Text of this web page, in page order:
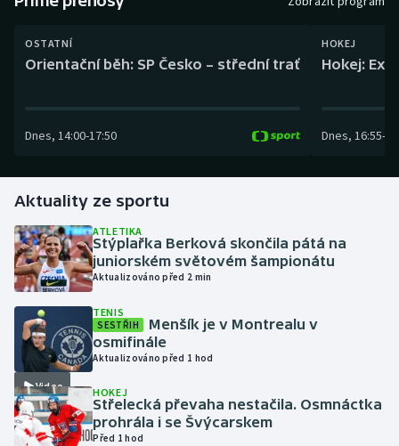
Curling
Golf
Gymnastika
Házená
Jezdectví
Judo
Krasobruslení
OSTATNÍ
Orientační běh: SP Česko – střední trať
Dnes, 14:00-17:50
HOKEJ
Hokej:
Dnes, 16:55-
Aktuality ze sportu
ATLETIKA
Stýplařka Berková skončila pátá na
juniorském světovém šampionátu
Aktualizováno před 2 min
Video
TENIS
SESTŘIH
Menšík je v Montrealu v
osmifinále
Aktualizováno před 1 hod
HOKEJ
Střelecká převaha nestačila. Osmnáctka
prohrála i se Švýcarskem
Před 1 hod